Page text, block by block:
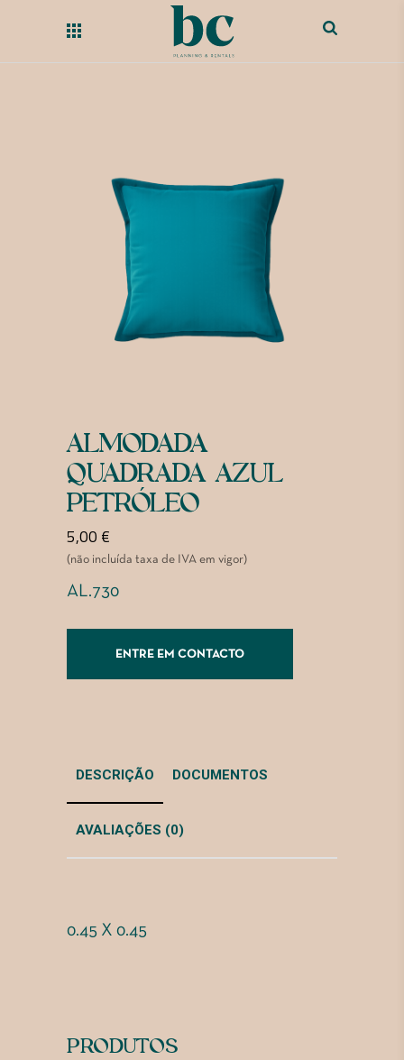
ALMODADA
QUADRADA AZUL
PETRÓLEO
5,00 €
(não incluída taxa de IVA em vigor)
AL.730
ENTRE EM CONTACTO
DESCRIÇÃO DOCUMENTOS
AVALIAÇÕES (0)
0.45 X 0.45
PRODUTOS